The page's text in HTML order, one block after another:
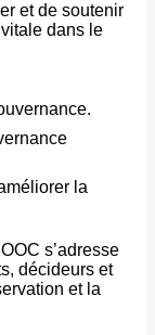
et de soutenir
dans le
la
s’adresse
décideurs et
et la